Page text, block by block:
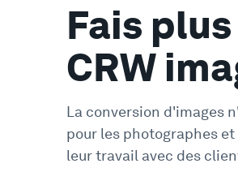
Fais
CRW
La conversion d'images
pour les photographes
leur travail avec des